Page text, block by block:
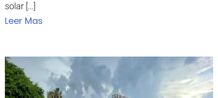
solar […]
Leer Mas